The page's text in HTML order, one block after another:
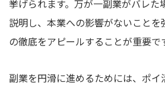
挙げられます。万が一副業がバレた
説明し、本業への影響がないことを
の徹底をアピールすることが重要で
副業を円滑に進めるためには、ポイ